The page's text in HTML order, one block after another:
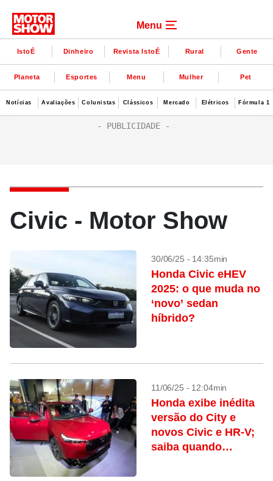
Menu
IstoÉ Dinheiro Revista IstoÉ Rural Gente
Planeta Esportes Menu Mulher Pet
Notícias Avaliações Colunistas Clássicos Mercado Elétricos Fórmula 1
Civic - Motor Show
30/06/25 - 14:35min
Honda Civic eHEV
2025: o que muda no
‘novo’ sedan
híbrido?
11/06/25 - 12:04min
Honda exibe inédita
versão do City e
novos Civic e HR-V;
saiba quando